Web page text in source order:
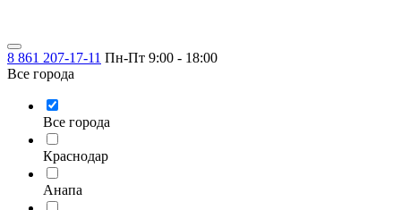
8 861 207-17-11 Пн-Пт 9:00 - 18:00
Все города
Все города
Краснодар
Анапа